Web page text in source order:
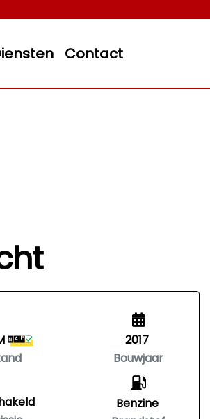
Contact
2017
Bouwjaar
Benzine